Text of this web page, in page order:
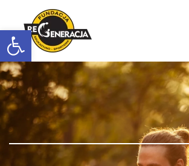
Otwórz pasek narzędzi